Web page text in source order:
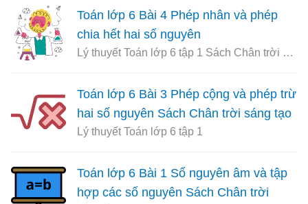
Toán lớp 6 Bài 4 Phép nhân và phép
chia hết hai số nguyên
Lý thuyết Toán lớp 6 tập 1 Sách Chân trời sáng tạo
Toán lớp 6 Bài 3 Phép cộng và phép trừ
hai số nguyên Sách Chân trời sáng tạo
Lý thuyết Toán lớp 6 tập 1
Toán lớp 6 Bài 1 Số nguyên âm và tập
hợp các số nguyên Sách Chân trời